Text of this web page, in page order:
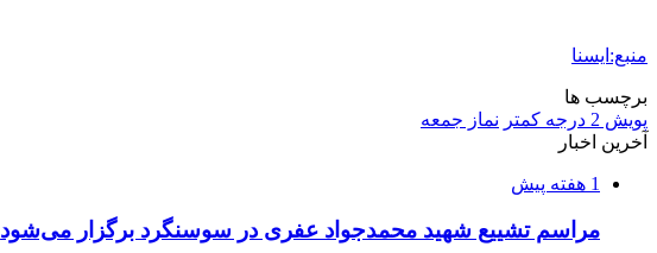
منبع:ایسنا
برچسب ها
پویش 2 درجه کمتر
نماز جمعه
آخرین اخبار
1 هفته پیش
مراسم تشییع شهید محمدجواد عفری در سوسنگرد برگزار می‌شود